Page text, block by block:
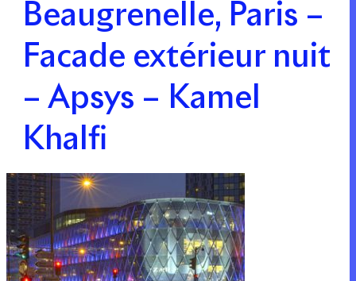
Beaugrenelle, Paris –
Facade extérieur nuit
– Apsys – Kamel
Khalfi